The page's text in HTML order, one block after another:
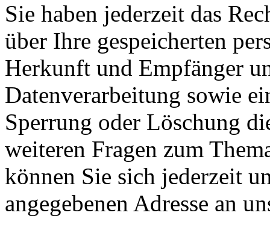
Sie haben jederzeit das
über Ihre gespeicherten
Herkunft und Empfänger
Datenverarbeitung sowie
Sperrung oder Löschung
weiteren Fragen zum
können Sie sich jederzeit
angegebenen Adresse an